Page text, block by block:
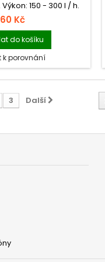
150 - 300 l / h.
Kč
do košíku
k porovnání
3 Další